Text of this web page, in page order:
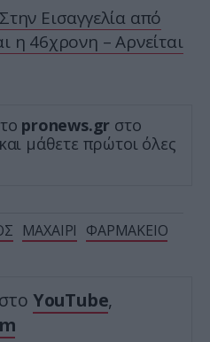
Εισαγγελία από
η 46χρονη – Aρνείται
pronews.gr στο
μάθετε πρώτοι όλες
ΜΑΧΑΙΡΙ ΦΑΡΜΑΚΕΙΟ
YouTube,